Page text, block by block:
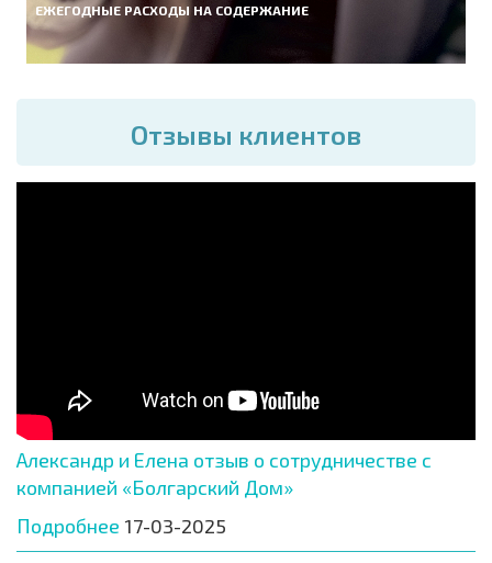
ЕЖЕГОДНЫЕ РАСХОДЫ НА СОДЕРЖАНИЕ
Отзывы клиентов
Александр и Елена отзыв о сотрудничестве с
компанией «Болгарский Дом»
Подробнее 17-03-2025